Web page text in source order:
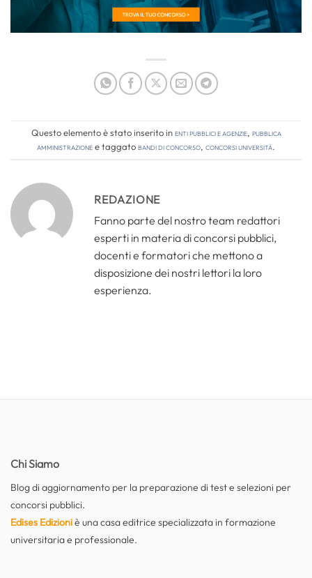
Questo elemento è stato inserito inEnti pubblici e agenzie, Pubblica
amministrazionee taggatobandi di concorso, concorsi università.
REDAZIONE
Fanno parte del nostro team redattori
esperti in materia di concorsi pubblici,
docenti e formatori che mettono a
disposizione dei nostri lettori la loro
esperienza.
Chi Siamo
Blog di aggiornamento per la preparazione di test e selezioni per
concorsi pubblici.
Edises Edizioniè una casa editrice specializzata in formazione
universitaria e professionale.